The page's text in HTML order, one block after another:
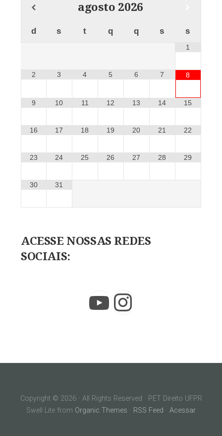
agosto 2026
d s t q q s s
1
2 3 4 5 6 7 8
9 10 11 12 13 14 15
16 17 18 19 20 21 22
23 24 25 26 27 28 29
30 31
ACESSE NOSSAS REDES
SOCIAIS:
YouTube
Instagram
Copyright © 2026 · All Rights Reserved · PET Direito UFPR
Swell Lite from Organic Themes · RSS Feed · Acessar